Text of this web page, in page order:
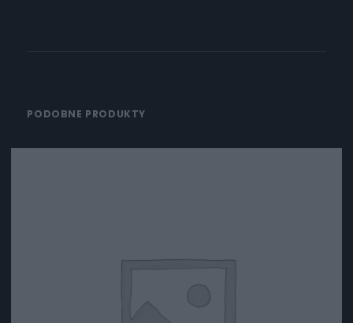
PODOBNE PRODUKTY